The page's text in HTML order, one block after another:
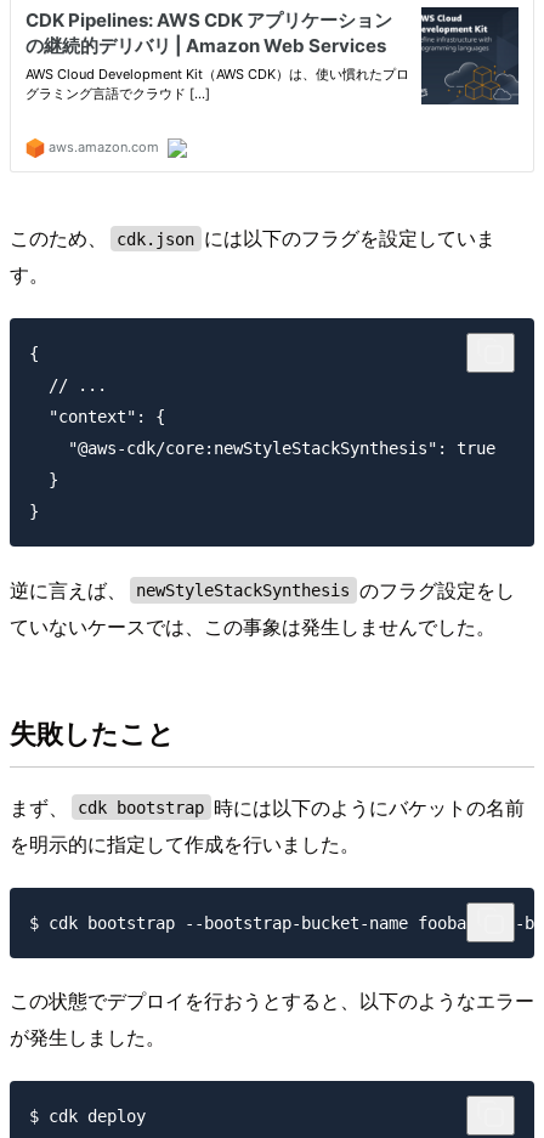
このため、 cdk.json には以下のフラグを設定していま
す。
{
  // ...
  "context": {
    "@aws-cdk/core:newStyleStackSynthesis": true
  }
逆に言えば、 newStyleStackSynthesis のフラグ設定をし
ていないケースでは、この事象は発生しませんでした。
失敗したこと
まず、 cdk bootstrap 時には以下のようにバケットの名前
を明示的に指定して作成を行いました。
この状態でデプロイを行おうとすると、以下のようなエラー
が発生しました。
$ cdk deploy